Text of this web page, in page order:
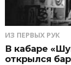
ИЗ ПЕРВЫХ РУК
В кабаре
открылся